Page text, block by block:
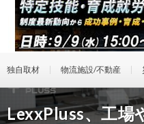
独自取材 物流施設/不動産
LexxPluss、工場